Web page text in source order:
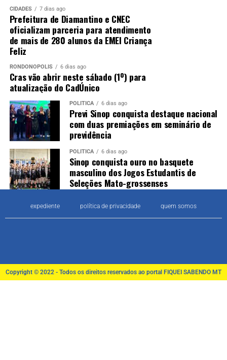
CIDADES 7 dias ago
Prefeitura de Diamantino e CNEC
oficializam parceria para atendimento
de mais de 280 alunos da EMEI Criança
Feliz
RONDONÓPOLIS 6 dias ago
Cras vão abrir neste sábado (1º) para
atualização do CadÚnico
POLÍTICA 6 dias ago
Previ Sinop conquista destaque nacional
com duas premiações em seminário de
previdência
POLÍTICA 6 dias ago
Sinop conquista ouro no basquete
masculino dos Jogos Estudantis de
Seleções Mato-grossenses
expediente política de privacidade quem somos
Copyright © 2022 - Todos os direitos reservados ao portal FIQUEI SABENDO MT